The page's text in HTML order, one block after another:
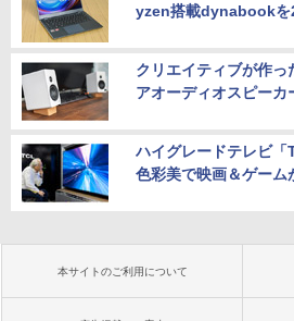
yzen搭載dynabookを
クリエイティブが作っ
アオーディオスピーカ
ハイグレードテレビ
色彩美で映画＆ゲーム
本サイトのご利用について